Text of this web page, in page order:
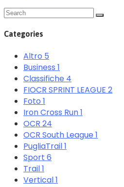
Categories
Altro 5
Business 1
Classifiche 4
FIOCR SPRINT LEAGUE 2
Foto 1
Iron Cross Run1
OCR 24
OCR South League1
PugliaTrail1
Sport 6
Trail1
Vertical1